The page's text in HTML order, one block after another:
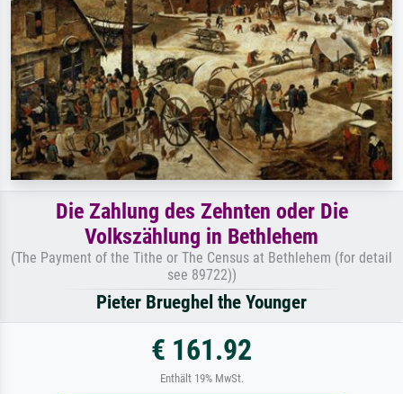
Die Zahlung des Zehnten oder Die
Volkszählung in Bethlehem
(The Payment of the Tithe or The Census at Bethlehem (for detail
see 89722))
Pieter Brueghel the Younger
€ 161.92
Enthält 19% MwSt.